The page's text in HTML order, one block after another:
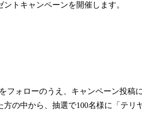
トキャンペーンを開催します。
フォローのうえ、キャンペーン投稿
の中から、抽選で100名様に「テリ